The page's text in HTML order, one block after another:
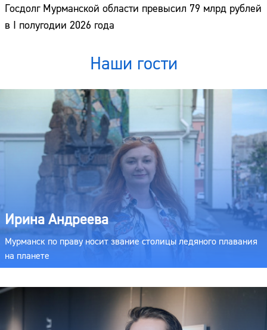
Госдолг Мурманской области превысил 79 млрд рублей
в I полугодии 2026 года
Наши гости
Ирина Андреева
Мурманск по праву носит звание столицы ледяного плавания
на планете